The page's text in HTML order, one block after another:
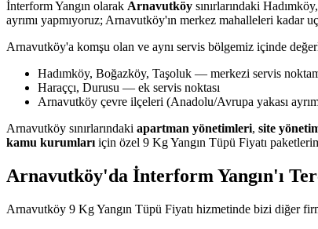
İnterform Yangın olarak Arnavutköy sınırlarındaki
ayrımı yapmıyoruz; Arnavutköy'ın merkez mahalleleri kadar
Arnavutköy'a komşu olan ve aynı servis bölgemiz içinde
Hadımköy, Boğazköy, Taşoluk — merkezi servis
Haraççı, Durusu — ek servis noktası
Arnavutköy çevre ilçeleri (Anadolu/Avrupa yakası
Arnavutköy sınırlarındaki apartman yönetimleri, site
kamu kurumları için özel 9 Kg Yangın Tüpü Fiyatı
Arnavutköy'da İnterform Yangın'ı
Arnavutköy 9 Kg Yangın Tüpü Fiyatı hizmetinde bizi diğer